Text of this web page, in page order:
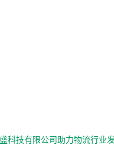
科技有限公司助力物流行业